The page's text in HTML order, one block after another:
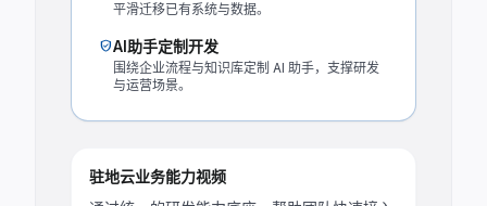
平滑迁移已有系统与数据。
verified_userAI助手定制开发
围绕企业流程与知识库定制 AI 助手，支撑研发
与运营场景。
驻地云业务能力视频
WATCH
·